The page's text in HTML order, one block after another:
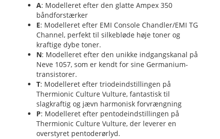
A: Modelleret efter den glatte Ampex 350
båndforstærker
E: Modelleret efter EMI Console Chandler/EMI TG
Channel, perfekt til silkebløde høje toner og
kraftige dybe toner.
N: Modelleret efter den unikke indgangskanal på
Neve 1057, som er kendt for sine Germanium-
transistorer.
T: Modelleret efter triodeindstillingen på
Thermionic Culture Vulture, fantastisk til
slagkraftig og jævn harmonisk forvrængning
P: Modelleret efter pentodeindstillingen på
Thermionic Culture Vulture, der leverer en
overstyret pentoderørlyd.